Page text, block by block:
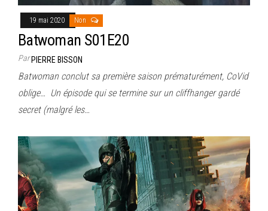
19 mai 2020 Non
Batwoman S01E20
ParPIERRE BISSON
Batwoman conclut sa première saison prématurément, CoVid
oblige… Un épisode qui se termine sur un cliffhanger gardé
secret (malgré les…